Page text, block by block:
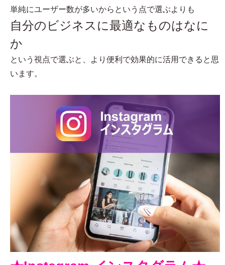
単純にユーザー数が多いからという点で選ぶよりも
自分のビジネスに最適なものはなに
か
という視点で選ぶと、より便利で効果的に活用できると思
います。